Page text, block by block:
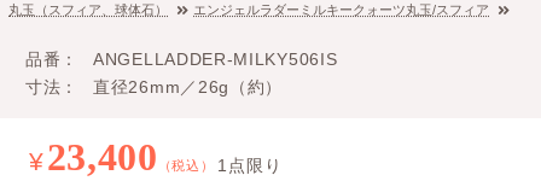
丸玉（スフィア、球体石）
エンジェルラダーミルキークォーツ丸玉/スフィア
品番
ANGELLADDER-MILKY506IS
寸法
直径26mm／26g（約）
¥23,400 （税込） 1点限り